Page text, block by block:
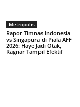
Metropolis
Rapor Timnas Indonesia
vs Singapura di Piala AFF
2026: Haye Jadi Otak,
Ragnar Tampil Efektif